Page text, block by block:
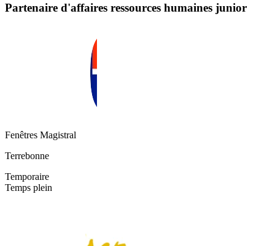
Partenaire d'affaires ressources humaines junior
Fenêtres Magistral
Terrebonne
Temporaire
Temps plein